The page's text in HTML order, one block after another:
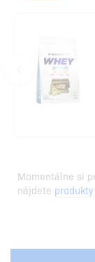
Momentálne si
nájdete